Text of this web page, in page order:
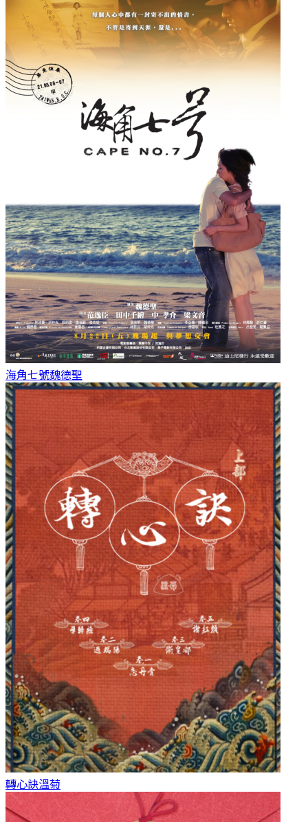
海角七號魏德聖
轉心訣溫菊